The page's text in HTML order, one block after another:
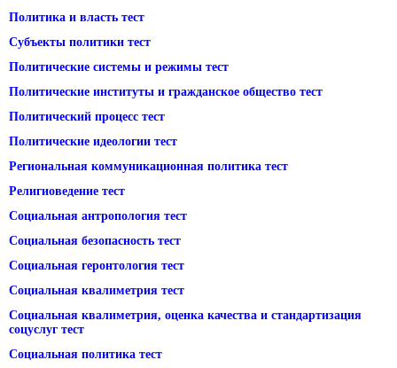
Политика и власть тест
Субъекты политики тест
Политические системы и режимы тест
Политические институты и гражданское общество тест
Политический процесс тест
Политические идеологии тест
Региональная коммуникационная политика тест
Религиоведение тест
Социальная антропология тест
Социальная безопасность тест
Социальная геронтология тест
Социальная квалиметрия тест
Социальная квалиметрия, оценка качества и стандартизация
соцуслуг тест
Социальная политика тест